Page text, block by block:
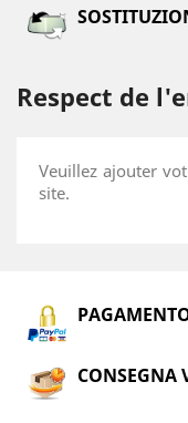
Respect de
Veuillez ajouter
site.
CONSEGNA